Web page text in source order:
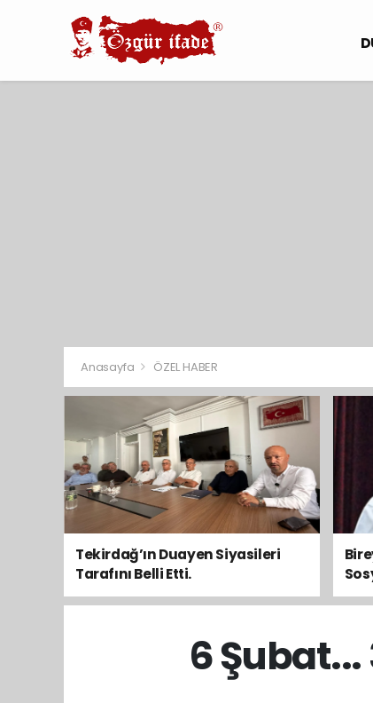
Anasayfa ÖZEL HABER
Tekirdağ’ın Duayen Siyasileri
Tarafını Belli Etti.
6 Şubat...